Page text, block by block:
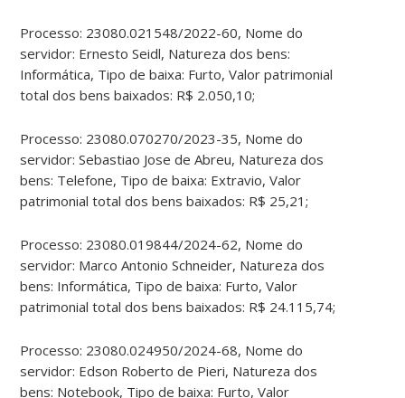
Processo: 23080.021548/2022-60, Nome do
servidor: Ernesto Seidl, Natureza dos bens:
Informática, Tipo de baixa: Furto, Valor patrimonial
total dos bens baixados: R$ 2.050,10;
Processo: 23080.070270/2023-35, Nome do
servidor: Sebastiao Jose de Abreu, Natureza dos
bens: Telefone, Tipo de baixa: Extravio, Valor
patrimonial total dos bens baixados: R$ 25,21;
Processo: 23080.019844/2024-62, Nome do
servidor: Marco Antonio Schneider, Natureza dos
bens: Informática, Tipo de baixa: Furto, Valor
patrimonial total dos bens baixados: R$ 24.115,74;
Processo: 23080.024950/2024-68, Nome do
servidor: Edson Roberto de Pieri, Natureza dos
bens: Notebook, Tipo de baixa: Furto, Valor